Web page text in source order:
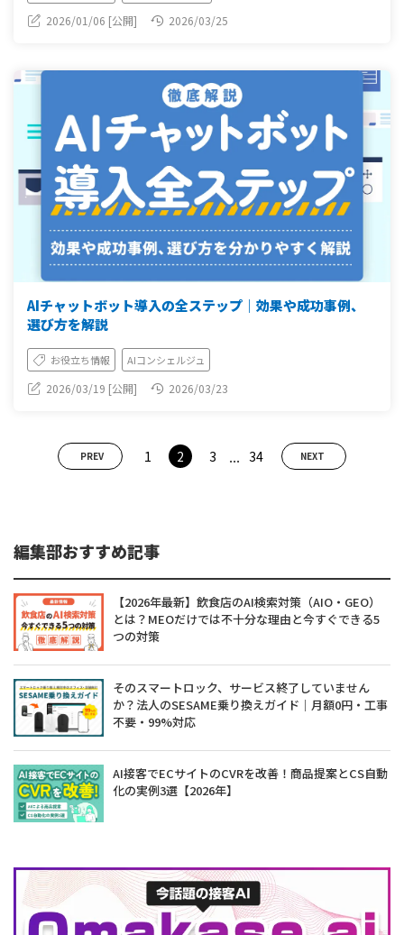
2026/01/06 [公開] 2026/03/25
AIチャットボット導入の全ステップ｜効果や成功事例、
選び方を解説
お役立ち情報 AIコンシェルジュ
2026/03/19 [公開] 2026/03/23
PREV 1 2 3 ... 34 NEXT
編集部おすすめ記事
【2026年最新】飲食店のAI検索対策（AIO・GEO）
とは？MEOだけでは不十分な理由と今すぐできる5
つの対策
そのスマートロック、サービス終了していません
か？法人のSESAME乗り換えガイド｜月額0円・工事
不要・99%対応
AI接客でECサイトのCVRを改善！商品提案とCS自動
化の実例3選【2026年】